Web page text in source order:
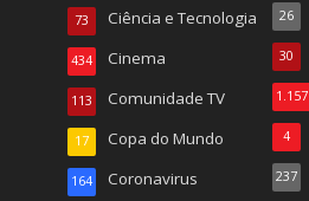
Ciência e Tecnologia
73
Cinema
434
Comunidade TV
113
Copa do Mundo
17
Coronavirus
164
26
30
1.157
4
237